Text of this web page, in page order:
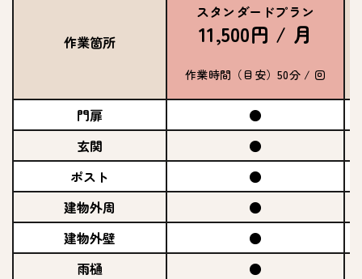
作業箇所
スタンダードプラン
11,500円 / 月
作業時間（目安）50分 / 回
門扉
●
玄関
●
ポスト
●
建物外周
●
建物外壁
●
雨樋
●